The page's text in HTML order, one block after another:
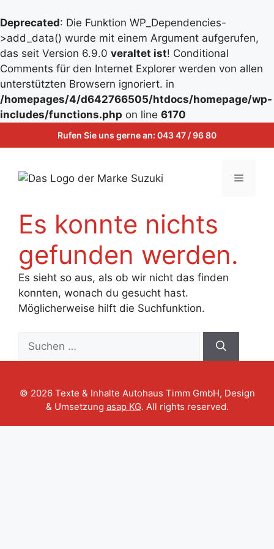
Deprecated: Die Funktion WP_Dependencies-
>add_data() wurde mit einem Argument aufgerufen,
das seit Version 6.9.0 veraltet ist! Conditional
Comments für den Internet Explorer werden von allen
unterstützten Browsern ignoriert. in
/homepages/4/d642766505/htdocs/homepage/wp-
includes/functions.php on line 6170
Zum
Inhalt
Inhalt
Rufen Sie uns gerne an: 043 47 / 96 80
Menü
Es konnte nichts
gefunden werden.
Es sieht so aus, als ob wir nicht das finden
konnten, wonach du gesucht hast.
Möglicherweise hilft die Suchfunktion.
nach:
© 2026 Texte & Inhalte Autohaus Timm GmbH, Design
& Umsetzung asap KG. All rights reserved.